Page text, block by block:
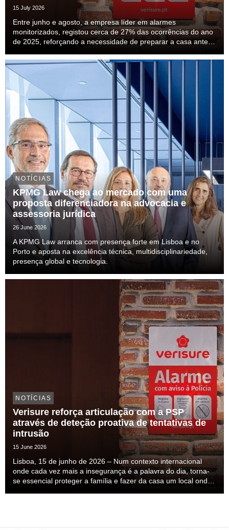
15 July 2026
Entre junho e agosto, a empresa líder em alarmes
monitorizados, registou cerca de 27% das ocorrências do ano
de 2025, reforçando a necessidade de preparar a casa antes
NOTÍCIAS
KPMG Law chega ao mercado com uma
proposta diferenciadora na advocacia e
assessoria jurídica
26 June 2026
A KPMG Law arranca com presença forte em Lisboa e no
Porto e aposta na excelência técnica, multidisciplinariedade,
presença global e tecnologia.
NOTÍCIAS
Verisure reforça articulação com a PSP
através de deteção proativa de tentativas de
intrusão
15 June 2026
Lisboa, 15 de junho de 2026 – Num contexto internacional
onde cada vez mais a insegurança é a palavra do dia, torna-
se essencial proteger a família e fazer da casa um local onde